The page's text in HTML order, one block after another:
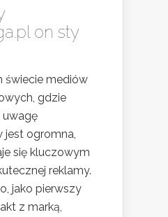
on sty
świecie mediów
gdzie
uwagę
ogromna,
się kluczowym
reklamy.
jako pierwszy
z marką,